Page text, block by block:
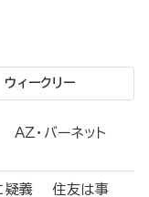
ウィークリー
・バーネット
に疑義 住友は事